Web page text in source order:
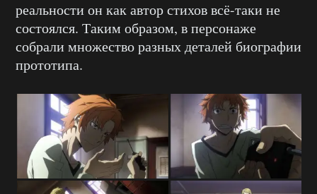
реальности он как автор стихов всё-таки не
состоялся. Таким образом, в персонаже
собрали множество разных деталей биографии
прототипа.